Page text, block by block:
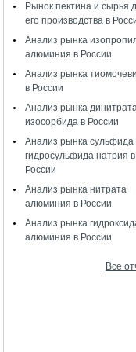
Рынок пектина и сырья
его производства в
Анализ рынка
алюминия в России
Анализ рынка
в России
Анализ рынка
изосорбида в России
Анализ рынка сульфида
гидросульфида натрия в
России
Анализ рынка нитрата
алюминия в России
Анализ рынка
алюминия в России
Все